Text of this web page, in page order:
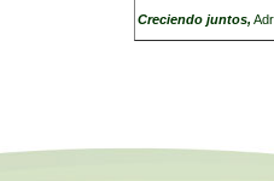
Creciendo juntos,